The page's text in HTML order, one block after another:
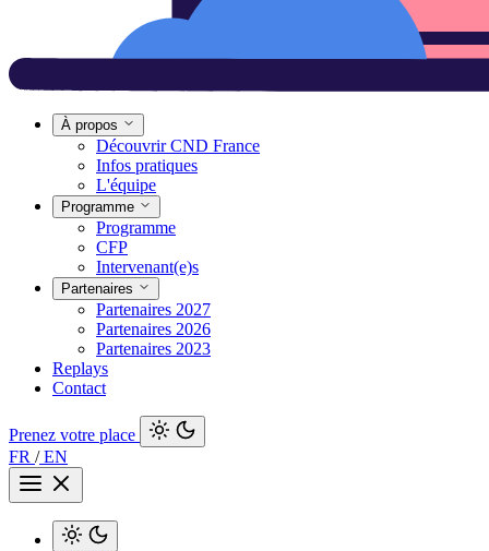
À propos
Découvrir CND France
Infos pratiques
L'équipe
Programme
Programme
CFP
Intervenant(e)s
Partenaires
Partenaires 2027
Partenaires 2026
Partenaires 2023
Replays
Contact
Prenez votre place
FR /EN